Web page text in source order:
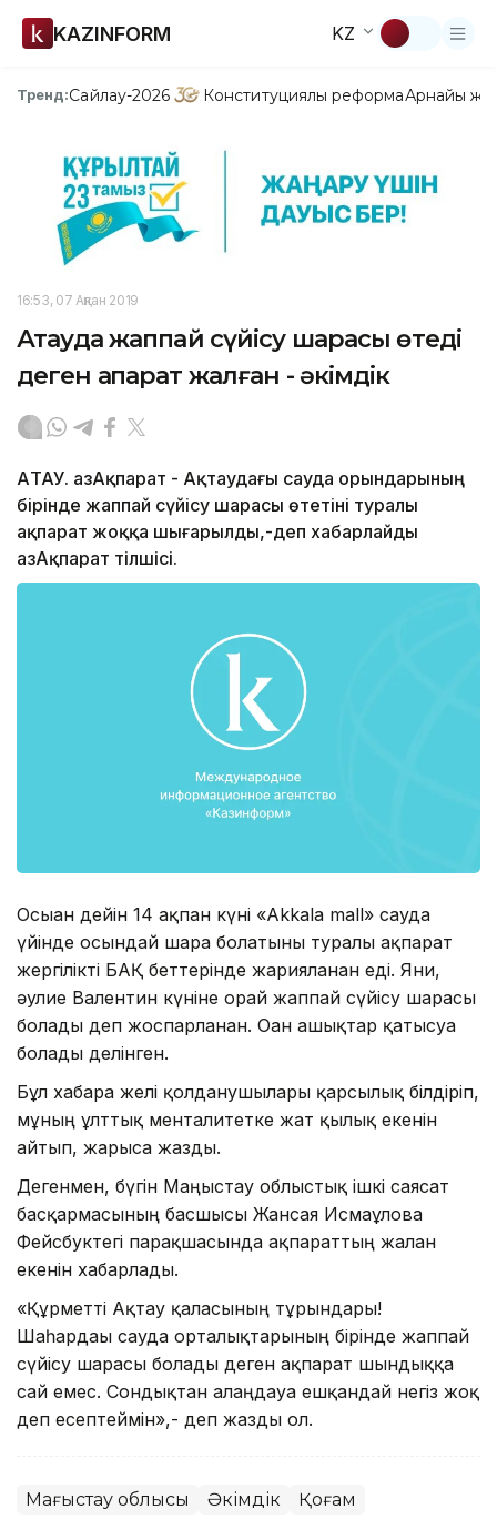
KAZINFORM KZ
Тренд:Сайлау-2026 Конституциялық реформаАрнайы
16:53, 07 Ақпан 2019
Ақтауда жаппай сүйісу шарасы өтеді
деген ақпарат жалған - әкімдік
АҚТАУ. ҚазАқпарат - Ақтаудағы сауда орындарының
бірінде жаппай сүйісу шарасы өтетіні туралы
ақпарат жоққа шығарылды,-деп хабарлайды
ҚазАқпарат тілшісі.
Осыған дейін 14 ақпан күні «Akkala mall» сауда
үйінде осындай шара болатыны туралы ақпарат
жергілікті БАҚ беттерінде жарияланған еді. Яғни,
әулие Валентин күніне орай жаппай сүйісу шарасы
болады деп жоспарланған. Оған ғашықтар қатысуға
болады делінген.
Бұл хабарға желі қолданушылары қарсылық білдіріп,
мұның ұлттық менталитетке жат қылық екенін
айтып, жарыса жазды.
Дегенмен, бүгін Маңғыстау облыстық ішкі саясат
басқармасының басшысы Жансая Исмағұлова
Фейсбуктегі парақшасында ақпараттың жалған
екенін хабарлады.
«Құрметті Ақтау қаласының тұрғындары!
Шаһардағы сауда орталықтарының бірінде жаппай
сүйісу шарасы болады деген ақпарат шындыққа
сай емес. Сондықтан алаңдауға ешқандай негіз жоқ
деп есептеймін»,- деп жазды ол.
Маңғыстау облысы Әкімдік Қоғам